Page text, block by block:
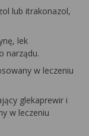
lub itrakonazol,
lek
narządu.
w leczeniu
glekaprewir i
w leczeniu